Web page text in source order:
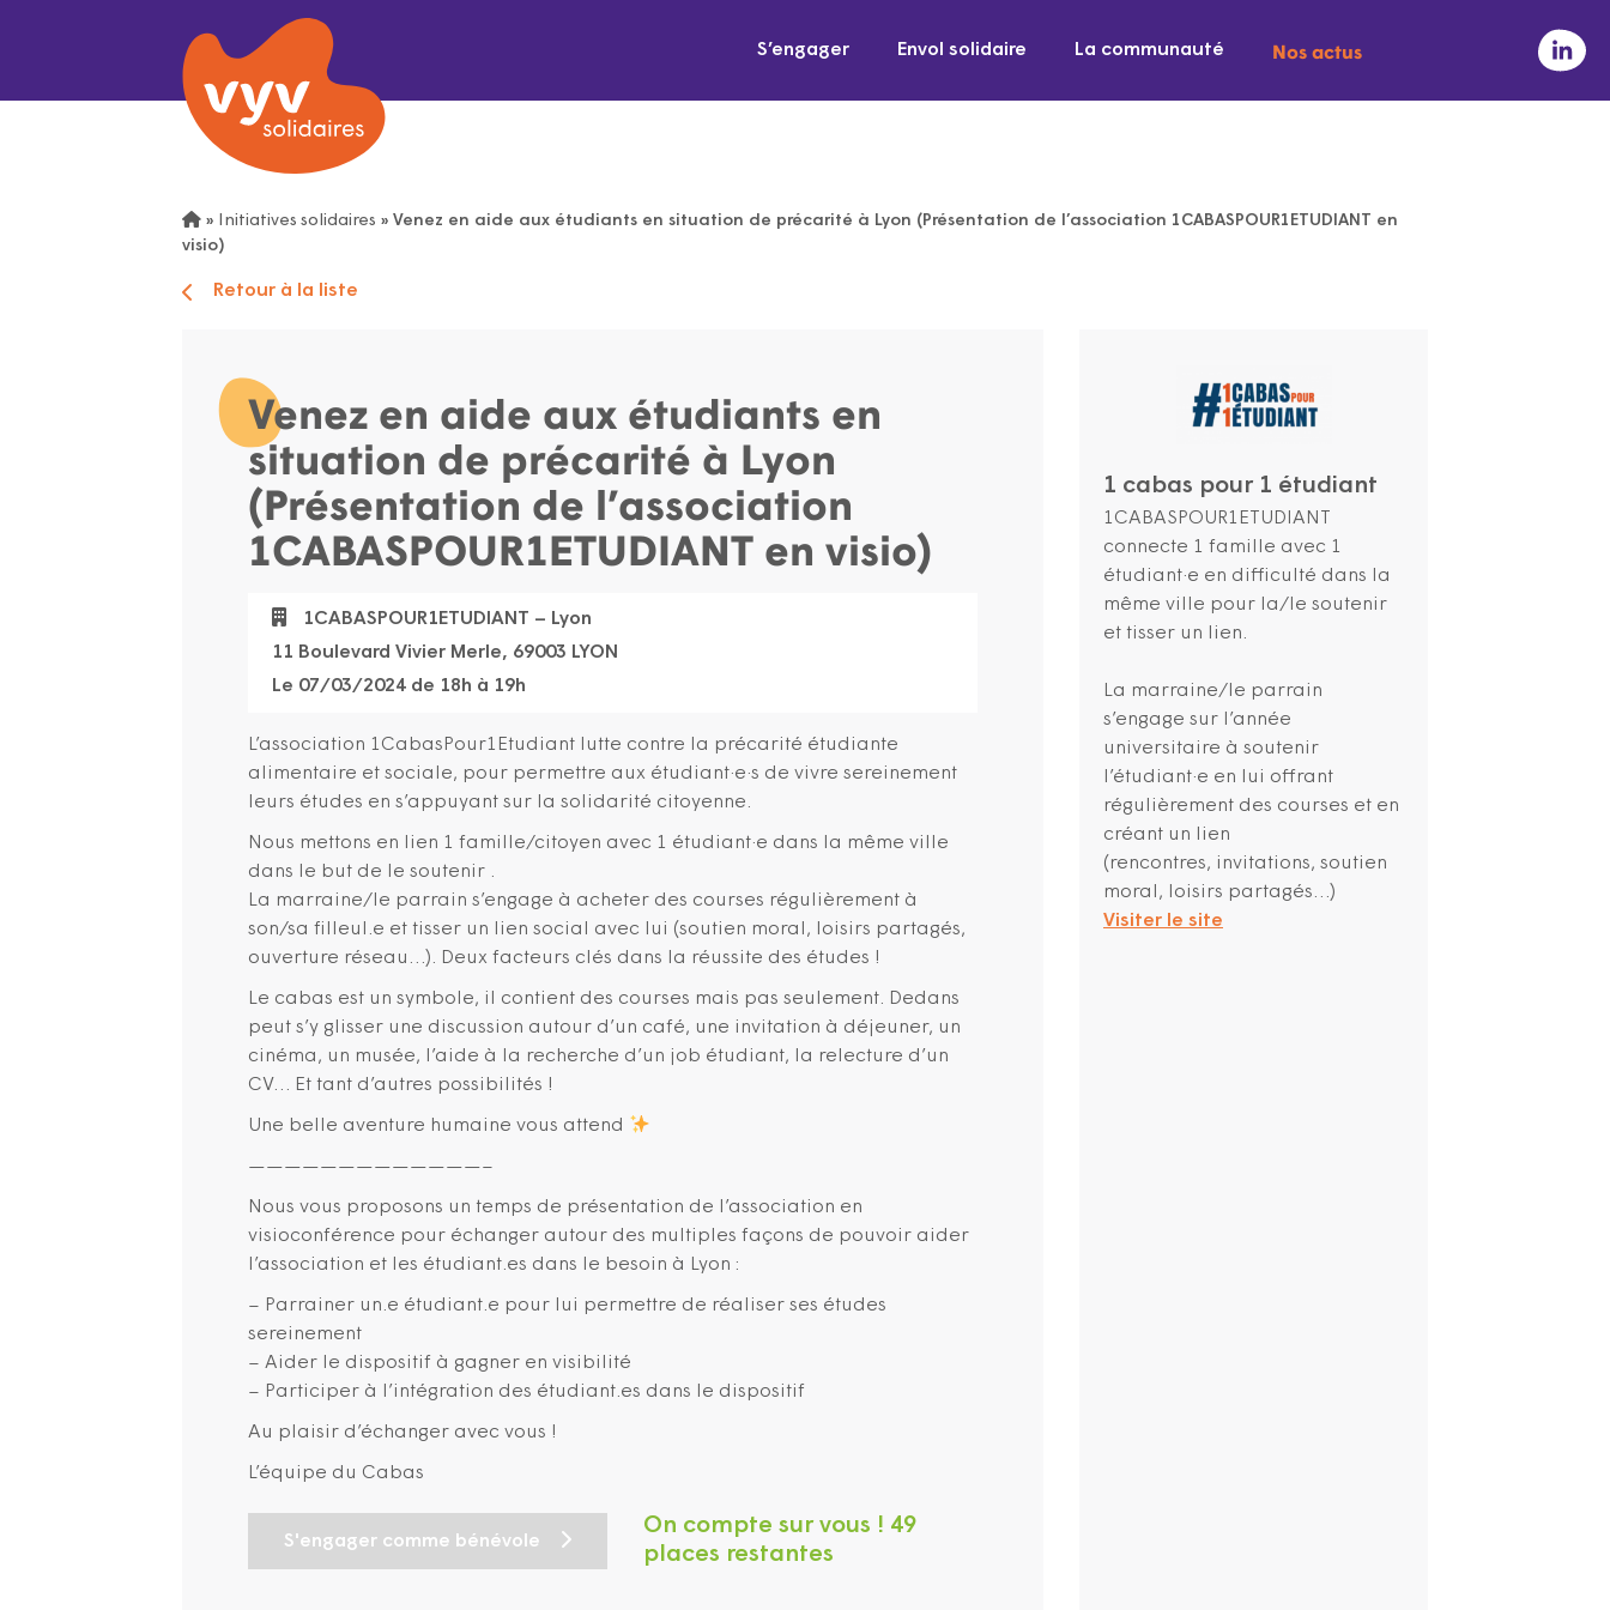
S’engager Envol solidaire La communauté Nos actus
» Initiatives solidaires » Venez en aide aux étudiants en situation de précarité à Lyon (Présentation de l’association 1CABASPOUR1ETUDIANT en
visio)
Retour à la liste
Venez en aide aux étudiants en
situation de précarité à Lyon
(Présentation de l’association
1CABASPOUR1ETUDIANT en visio)
1CABASPOUR1ETUDIANT – Lyon
11 Boulevard Vivier Merle, 69003 LYON
Le 07/03/2024 de 18h à 19h
L’association 1CabasPour1Etudiant lutte contre la précarité étudiante
alimentaire et sociale, pour permettre aux étudiant·e·s de vivre sereinement
leurs études en s’appuyant sur la solidarité citoyenne.
Nous mettons en lien 1 famille/citoyen avec 1 étudiant·e dans la même ville
dans le but de le soutenir .
La marraine/le parrain s’engage à acheter des courses régulièrement à
son/sa filleul.e et tisser un lien social avec lui (soutien moral, loisirs partagés,
ouverture réseau…). Deux facteurs clés dans la réussite des études !
Le cabas est un symbole, il contient des courses mais pas seulement. Dedans
peut s’y glisser une discussion autour d’un café, une invitation à déjeuner, un
cinéma, un musée, l’aide à la recherche d’un job étudiant, la relecture d’un
CV… Et tant d’autres possibilités !
Une belle aventure humaine vous attend
—————————————–
Nous vous proposons un temps de présentation de l’association en
visioconférence pour échanger autour des multiples façons de pouvoir aider
l’association et les étudiant.es dans le besoin à Lyon :
– Parrainer un.e étudiant.e pour lui permettre de réaliser ses études
sereinement
– Aider le dispositif à gagner en visibilité
– Participer à l’intégration des étudiant.es dans le dispositif
Au plaisir d’échanger avec vous !
L’équipe du Cabas
S'engager comme bénévole
On compte sur vous ! 49
places restantes
1 cabas pour 1 étudiant
1CABASPOUR1ETUDIANT
connecte 1 famille avec 1
étudiant·e en difficulté dans la
même ville pour la/le soutenir
et tisser un lien.
La marraine/le parrain
s’engage sur l’année
universitaire à soutenir
l’étudiant·e en lui offrant
régulièrement des courses et en
créant un lien
(rencontres, invitations, soutien
moral, loisirs partagés…)
Visiter le site